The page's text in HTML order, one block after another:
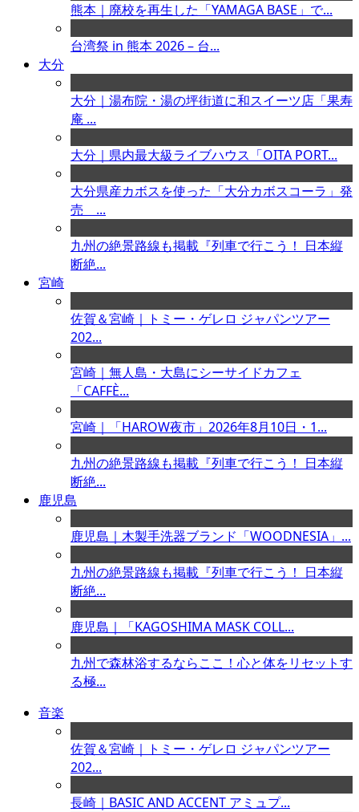
熊本｜廃校を再生した「YAMAGA BASE」で...
台湾祭 in 熊本 2026 – 台...
大分
大分｜湯布院・湯の坪街道に和スイーツ店「果寿
庵 ...
大分｜県内最大級ライブハウス「OITA PORT...
大分県産カボスを使った「大分カボスコーラ」発
売 ...
九州の絶景路線も掲載『列車で行こう！ 日本縦
断絶...
宮崎
佐賀＆宮崎｜トミー・ゲレロ ジャパンツアー
202...
宮崎｜無人島・大島にシーサイドカフェ
「CAFFÈ...
宮崎｜「HAROW夜市」2026年8月10日・1...
九州の絶景路線も掲載『列車で行こう！ 日本縦
断絶...
鹿児島
鹿児島｜木製手洗器ブランド「WOODNESIA」...
九州の絶景路線も掲載『列車で行こう！ 日本縦
断絶...
鹿児島｜「KAGOSHIMA MASK COLL...
九州で森林浴するならここ！心と体をリセットす
る極...
音楽
佐賀＆宮崎｜トミー・ゲレロ ジャパンツアー
202...
長崎｜BASIC AND ACCENT アミュプ...